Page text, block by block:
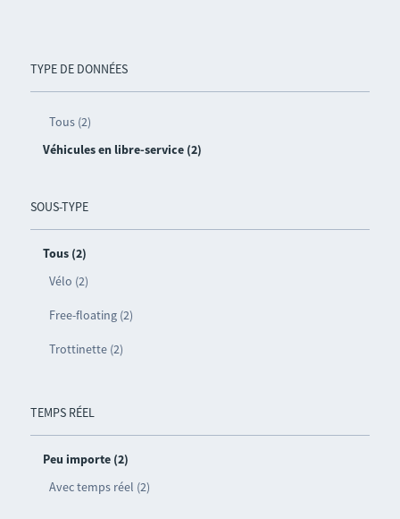
TYPE DE DONNÉES
Tous (2)
Véhicules en libre-service (2)
SOUS-TYPE
Tous (2)
Vélo (2)
Free-floating (2)
Trottinette (2)
TEMPS RÉEL
Peu importe (2)
Avec temps réel (2)